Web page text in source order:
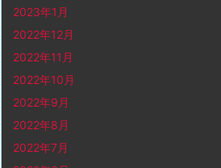
2023年1月
2022年12月
2022年11月
2022年10月
2022年9月
2022年8月
2022年7月